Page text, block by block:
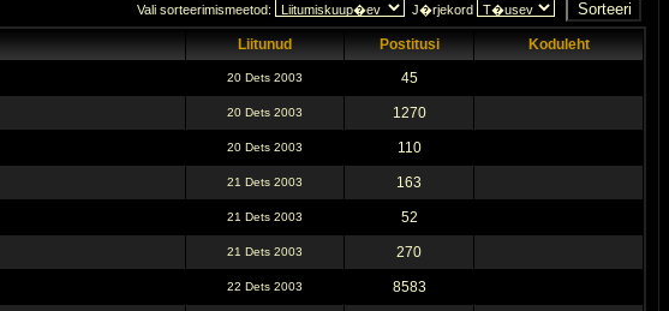
Vali sorteerimismeetod: J�rjekord
Liitunud Postitusi
Koduleht
20 Dets 2003 45
20 Dets 2003 1270
20 Dets 2003 110
21 Dets 2003 163
21 Dets 2003 52
21 Dets 2003 270
22 Dets 2003 8583